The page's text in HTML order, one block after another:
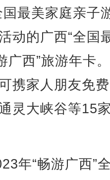
最美家庭亲子
动的广西“全国
广西”旅游年卡
携家人朋友免
灵大峡谷等15
“畅游广西”